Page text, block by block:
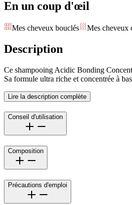
En un coup d'œil
Mes cheveux bouclés Mes cheveux
Description
Ce shampooing Acidic Bonding
Sa formule ultra riche et concentrée à
Lire la description complète
Conseil d'utilisation
Composition
Précautions d'emploi